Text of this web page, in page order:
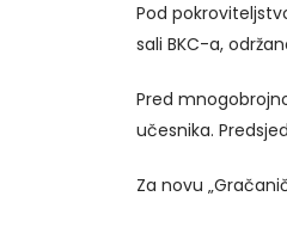
Pod
sali BKC-a,
Pred
učesnika.
Za novu